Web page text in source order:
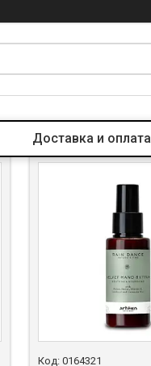
Доставка и оплата
0164321